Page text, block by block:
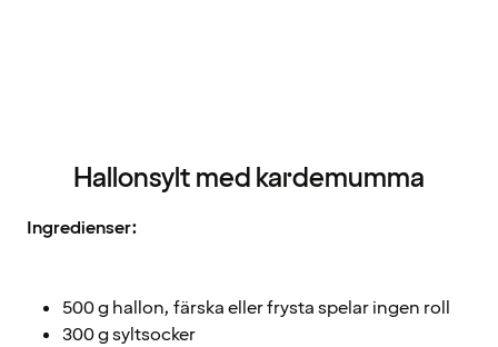
Hallonsylt med kardemumma
Ingredienser:
500 g hallon, färska eller frysta spelar ingen roll
300 g syltsocker